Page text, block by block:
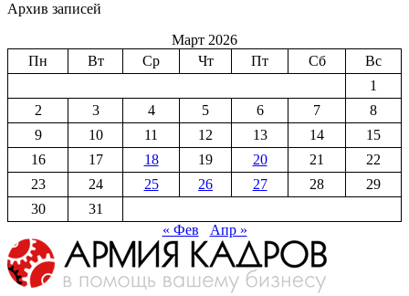
Архив записей
Март 2026
Пн
Вт Ср Чт Пт Сб
Вс
1
2
3 4 5 6 7
8
9
10 11 12 13 14
15
16
17 18 19 20 21
22
23
24 25 26 27 28
29
30
31
« Фев
Апр »